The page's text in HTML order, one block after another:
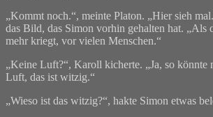
„Kommt noch.“, meinte Platon. „Hier sieh
das Bild, das Simon vorhin gehalten hat. „Als
mehr kriegt, vor vielen Menschen.“
„Keine Luft?“, Karoll kicherte. „Ja, so könnte
Luft, das ist witzig.“
„Wieso ist das witzig?“, hakte Simon etwas